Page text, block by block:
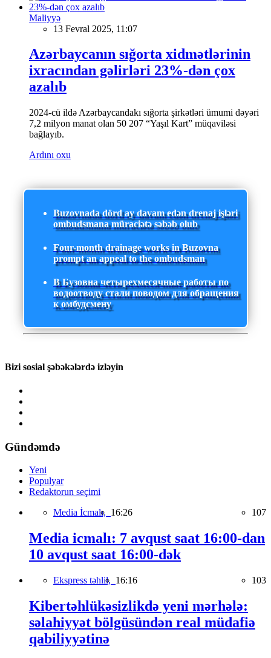
Maliyyə
13 Fevral 2025, 11:07
Azərbaycanın sığorta xidmətlərinin
ixracından gəlirləri 23%-dən çox
azalıb
2024-cü ildə Azərbaycandakı sığorta şirkətləri ümumi dəyəri
7,2 milyon manat olan 50 207 “Yaşıl Kart” müqaviləsi
bağlayıb.
Ardını oxu
Buzovnada dörd ay davam edən drenaj işləri
ombudsmana müraciətə səbəb olub
Four-month drainage works in Buzovna
prompt an appeal to the ombudsman
В Бузовна четырехмесячные работы по
водоотводу стали поводом для обращения
к омбудсмену
Bizi sosial şəbəkələrdə izləyin
Gündəmdə
Yeni
Populyar
Redaktorun seçimi
Media İcmalı, 16:26 107
Media icmalı: 7 avqust saat 16:00-dan
10 avqust saat 16:00-dək
Ekspress təhlil, 16:16 103
Kibertəhlükəsizlikdə yeni mərhələ:
səlahiyyət bölgüsündən real müdafiə
qabiliyyətinə